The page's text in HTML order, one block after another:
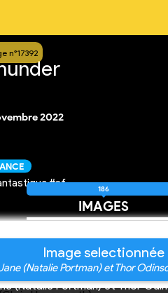
n°17392
2022
#sf
IMAGES
186
Image selectionnée
(Natalie Portman) et Thor
(Natalie Portman) et Thor